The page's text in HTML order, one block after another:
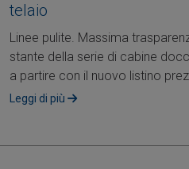
telaio
Linee pulite. Massima
stante della serie di cabine
a partire con il nuovo listino
senza telaio –....
Leggi di più